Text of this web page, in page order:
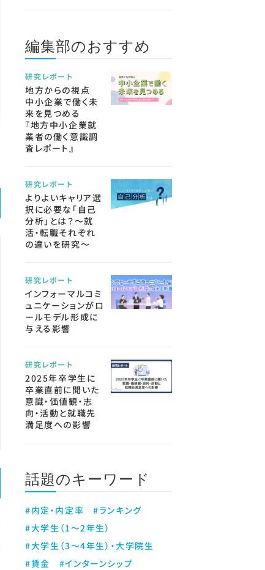
編集部のおすすめ
研究レポート
地方からの視点
中小企業で働く未
来を見つめる
『地方中小企業就
業者の働く意識調
査レポート』
研究レポート
よりよいキャリア選
択に必要な「自己
分析」とは？～就
活・転職それぞれ
の違いを研究～
研究レポート
インフォーマルコミ
ュニケーションがロ
ールモデル形成に
与える影響
研究レポート
2025年卒学生に
卒業直前に聞いた
意識・価値観・志
向・活動と就職先
満足度への影響
話題のキーワード
#内定・内定率
#ランキング
#大学生（1～2年生）
#大学生（3～4年生）・大学院生
#賃金
#インターンシップ